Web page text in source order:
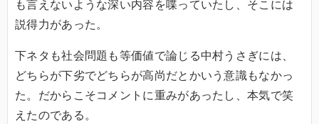
も言えないような深い内容を喋っていたし、そこには
説得力があった。
下ネタも社会問題も等価値で論じる中村うさぎには、
どちらが下劣でどちらが高尚だとかいう意識もなかっ
た。だからこそコメントに重みがあったし、本気で笑
えたのである。